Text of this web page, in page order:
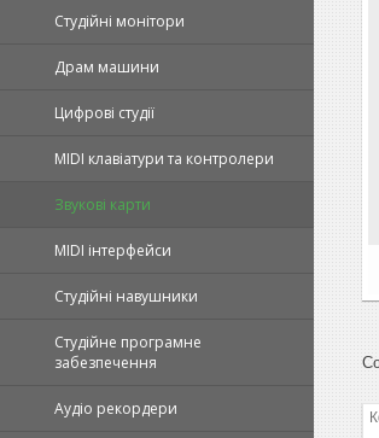
Студійні монітори
Драм машини
Цифрові студії
MIDI клавіатури та контролери
Звукові карти
MIDI інтерфейси
Студійні навушники
Студійне програмне
забезпечення
Аудіо рекордери